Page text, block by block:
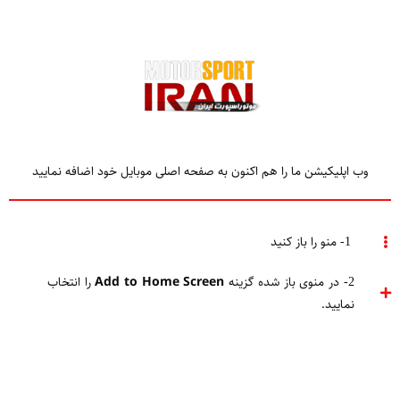
TAGGED
فرمول1 مالزی 2017
Home فرمول1 مالزی 2017
وب اپلیکیشن ما را هم اکنون به صفحه اصلی موبایل خود اضافه نمایید
1- منو را باز کنید
2- در منوی باز شده گزینه Add to Home Screenرا انتخاب
نمایید.